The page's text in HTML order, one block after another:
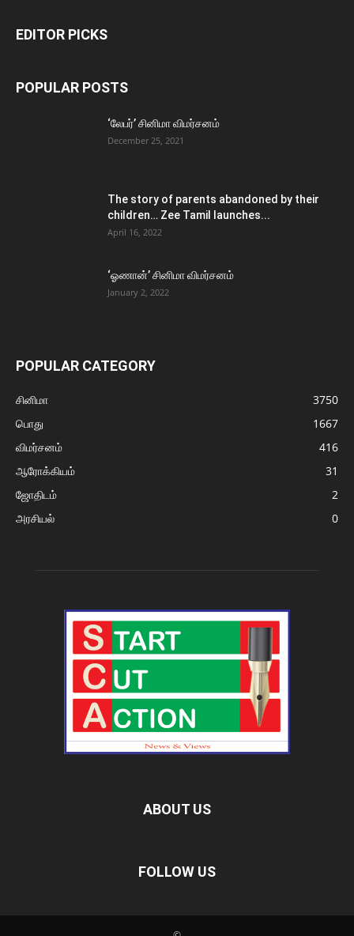
EDITOR PICKS
POPULAR POSTS
‘லேபர்’ சினிமா விமர்சனம்
December 25, 2021
The story of parents abandoned by their
children… Zee Tamil launches...
April 16, 2022
‘ஓணான்’ சினிமா விமர்சனம்
January 2, 2022
POPULAR CATEGORY
சினிமா
3750
பொது
1667
விமர்சனம்
416
ஆரோக்கியம்
31
ஜோதிடம்
2
அரசியல்
0
ABOUT US
FOLLOW US